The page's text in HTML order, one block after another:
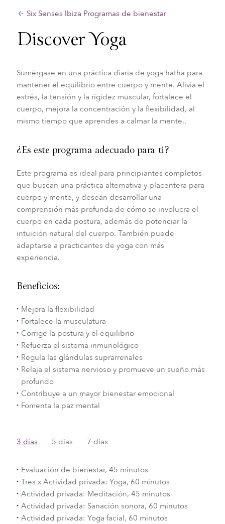
Six Senses Ibiza Programas de bienestar
Discover Yoga
Sumérgase en una práctica diaria de yoga hatha para
mantener el equilibrio entre cuerpo y mente. Alivia el
estrés, la tensión y la rigidez muscular, fortalece el
cuerpo, mejora la concentración y la flexibilidad, al
mismo tiempo que aprendes a calmar la mente..
¿Es este programa adecuado para ti?
Este programa es ideal para principiantes completos
que buscan una práctica alternativa y placentera para
cuerpo y mente, y desean desarrollar una
comprensión más profunda de cómo se involucra el
cuerpo en cada postura, además de potenciar la
intuición natural del cuerpo. También puede
adaptarse a practicantes de yoga con más
experiencia.
Beneficios:
Mejora la flexibilidad
Fortalece la musculatura
Corrige la postura y el equilibrio
Refuerza el sistema inmunológico
Regula las glándulas suprarrenales
Relaja el sistema nervioso y promueve un sueño más
profundo
Contribuye a un mayor bienestar emocional
Fomenta la paz mental
3 dias 5 dias 7 dias
Evaluación de bienestar, 45 minutos
Tres x Actividad privada: Yoga, 60 minutos
Actividad privada: Meditación, 45 minutos
Actividad privada: Sanación sonora, 60 minutos
Actividad privada: Yoga facial, 60 minutos